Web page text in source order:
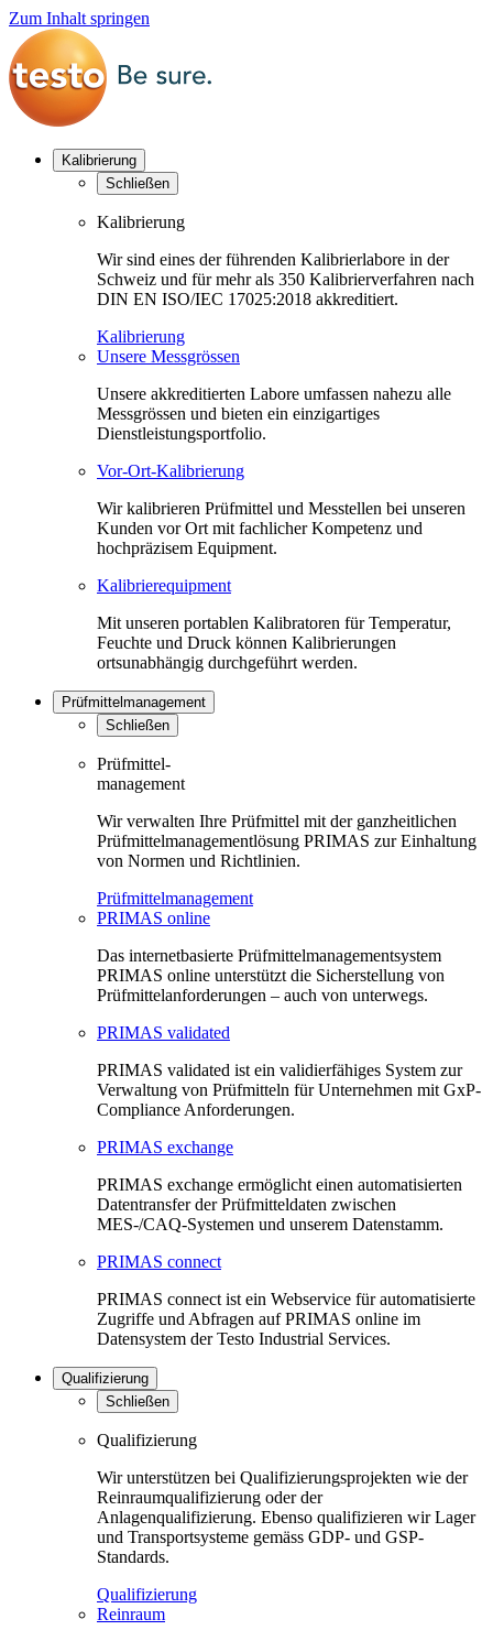
Zum Inhalt springen
Kalibrierung
Schließen
Kalibrierung
Wir sind eines der führenden Kalibrierlabore in der
Schweiz und für mehr als 350 Kalibrierverfahren nach
DIN EN ISO/IEC 17025:2018 akkreditiert.
Kalibrierung
Unsere Messgrössen
Unsere akkreditierten Labore umfassen nahezu alle
Messgrössen und bieten ein einzigartiges
Dienstleistungsportfolio.
Vor-Ort-Kalibrierung
Wir kalibrieren Prüfmittel und Messtellen bei unseren
Kunden vor Ort mit fachlicher Kompetenz und
hochpräzisem Equipment.
Kalibrierequipment
Mit unseren portablen Kalibratoren für Temperatur,
Feuchte und Druck können Kalibrierungen
ortsunabhängig durchgeführt werden.
Prüfmittelmanagement
Schließen
Prüfmittel-
management
Wir verwalten Ihre Prüfmittel mit der ganzheitlichen
Prüfmittelmanagementlösung PRIMAS zur Einhaltung
von Normen und Richtlinien.
Prüfmittelmanagement
PRIMAS online
Das internetbasierte Prüfmittelmanagementsystem
PRIMAS online unterstützt die Sicherstellung von
Prüfmittelanforderungen – auch von unterwegs.
PRIMAS validated
PRIMAS validated ist ein validierfähiges System zur
Verwaltung von Prüfmitteln für Unternehmen mit GxP-
Compliance Anforderungen.
PRIMAS exchange
PRIMAS exchange ermöglicht einen automatisierten
Datentransfer der Prüfmitteldaten zwischen
MES-/CAQ-Systemen und unserem Datenstamm.
PRIMAS connect
PRIMAS connect ist ein Webservice für automatisierte
Zugriffe und Abfragen auf PRIMAS online im
Datensystem der Testo Industrial Services.
Qualifizierung
Schließen
Qualifizierung
Wir unterstützen bei Qualifizierungsprojekten wie der
Reinraumqualifizierung oder der
Anlagenqualifizierung. Ebenso qualifizieren wir Lager
und Transportsysteme gemäss GDP- und GSP-
Standards.
Qualifizierung
Reinraum